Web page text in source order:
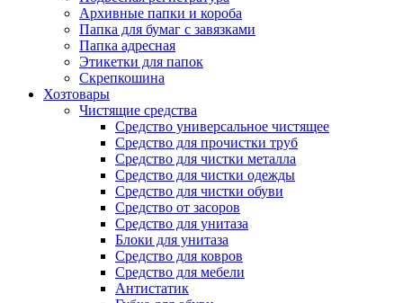
Архивные папки и короба
Папка для бумаг с завязками
Папка адресная
Этикетки для папок
Скрепкошина
Хозтовары
Чистящие средства
Средство универсальное чистящее
Средство для прочистки труб
Средство для чистки металла
Средство для чистки одежды
Средство для чистки обуви
Средство от засоров
Средство для унитаза
Блоки для унитаза
Средство для ковров
Средство для мебели
Антистатик